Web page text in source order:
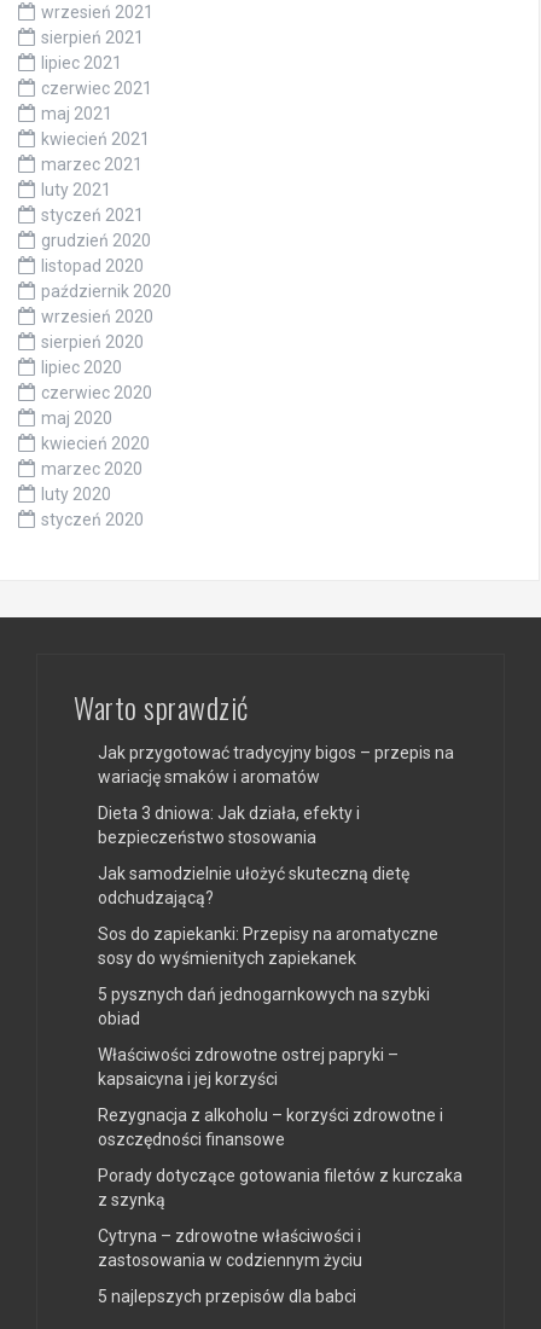
wrzesień 2021
sierpień 2021
lipiec 2021
czerwiec 2021
maj 2021
kwiecień 2021
marzec 2021
luty 2021
styczeń 2021
grudzień 2020
listopad 2020
październik 2020
wrzesień 2020
sierpień 2020
lipiec 2020
czerwiec 2020
maj 2020
kwiecień 2020
marzec 2020
luty 2020
styczeń 2020
Warto sprawdzić
Jak przygotować tradycyjny bigos – przepis na
wariację smaków i aromatów
Dieta 3 dniowa: Jak działa, efekty i
bezpieczeństwo stosowania
Jak samodzielnie ułożyć skuteczną dietę
odchudzającą?
Sos do zapiekanki: Przepisy na aromatyczne
sosy do wyśmienitych zapiekanek
5 pysznych dań jednogarnkowych na szybki
obiad
Właściwości zdrowotne ostrej papryki –
kapsaicyna i jej korzyści
Rezygnacja z alkoholu – korzyści zdrowotne i
oszczędności finansowe
Porady dotyczące gotowania filetów z kurczaka
z szynką
Cytryna – zdrowotne właściwości i
zastosowania w codziennym życiu
5 najlepszych przepisów dla babci